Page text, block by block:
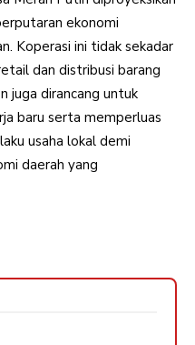
ekonomi
Koperasi ini tidak sekadar
dan distribusi barang
juga dirancang untuk
baru serta memperluas
usaha lokal demi
daerah yang